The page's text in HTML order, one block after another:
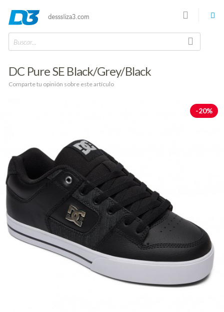
Buscar...
DC Pure SE Black/Grey/Black
Comparte tu opinión sobre este artículo
-20%